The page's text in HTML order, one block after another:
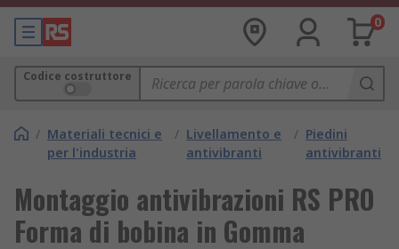
0
Codice costruttore
/ Materiali tecnici e
per l'industria
/ Livellamento e
antivibranti
/ Piedini
antivibranti
Montaggio antivibrazioni RS PRO
Forma di bobina in Gomma